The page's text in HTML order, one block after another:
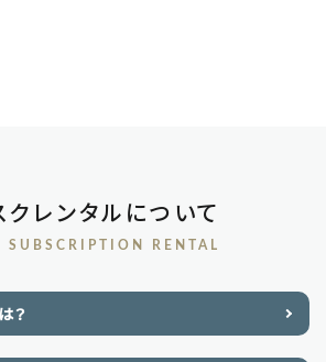
クレンタルについて
SUBSCRIPTION RENTAL
？